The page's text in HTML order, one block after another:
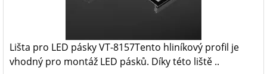
Lišta pro LED pásky VT-8157Tento hliníkový profil je
vhodný pro montáž LED pásků. Díky této liště ..